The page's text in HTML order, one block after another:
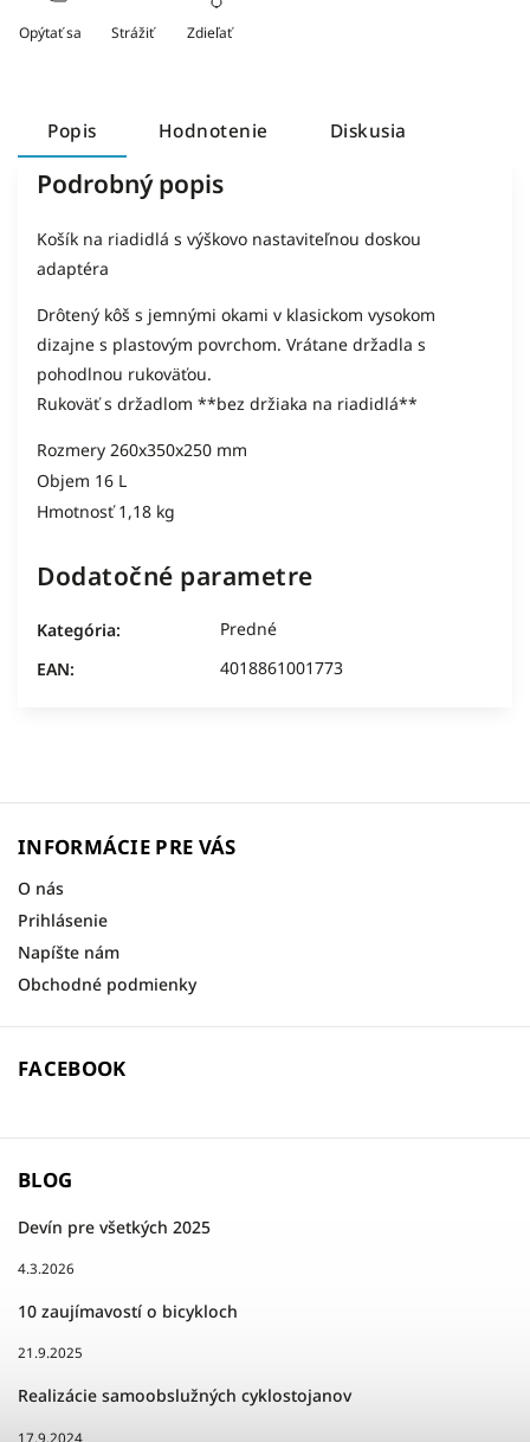
Opýtať sa Strážiť Zdieľať
Popis Hodnotenie Diskusia
Podrobný popis
Košík na riadidlá s výškovo nastaviteľnou doskou
adaptéra
Drôtený kôš s jemnými okami v klasickom vysokom
dizajne s plastovým povrchom. Vrátane držadla s
pohodlnou rukoväťou.
Rukoväť s držadlom **bez držiaka na riadidlá**
Rozmery 260x350x250 mm
Objem 16 L
Hmotnosť 1,18 kg
Dodatočné parametre
Kategória:
Predné
EAN: 4018861001773
INFORMÁCIE PRE VÁS
O nás
Prihlásenie
Napíšte nám
Obchodné podmienky
FACEBOOK
BLOG
Devín pre všetkých 2025
4.3.2026
10 zaujímavostí o bicykloch
21.9.2025
Realizácie samoobslužných cyklostojanov
17.9.2024